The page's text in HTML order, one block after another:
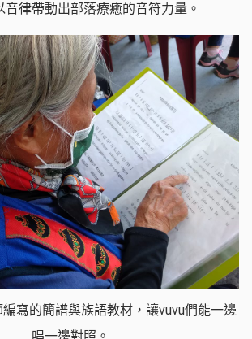
律帶動出部落療癒的音符力量。
寫的簡譜與族語教材，讓vuvu們能一邊